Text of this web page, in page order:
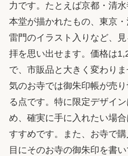
力です。たとえば京都・清
本堂が描かれたもの、東京
雷門のイラスト入りなど、
拝を思い出せます。価格は
で、市販品と大きく変わり
気のお寺では御朱印帳が売
る点です。特に限定デザイ
め、確実に手に入れたい場
すすめです。また、お寺で
目にそのお寺の御朱印を書